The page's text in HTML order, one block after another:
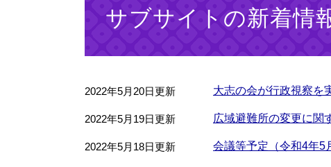
サブサイトの新着情
2022年5月20日更新 大志の会が行政視察を
2022年5月19日更新 広域避難所の変更に関
2022年5月18日更新 会議等予定（令和4年5